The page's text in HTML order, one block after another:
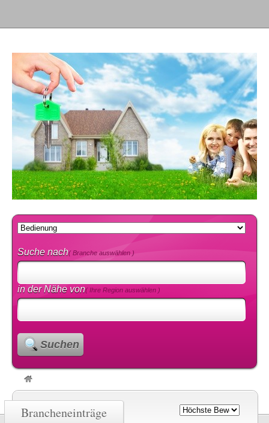
Suche nach( Branche auswählen )
in der Nähe von( Ihre Region auswählen )
Suchen
Brancheneinträge